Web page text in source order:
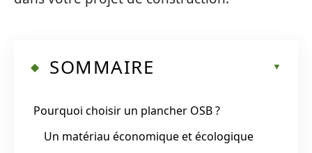
SOMMAIRE
Pourquoi choisir un plancher OSB ?
Un matériau économique et écologique